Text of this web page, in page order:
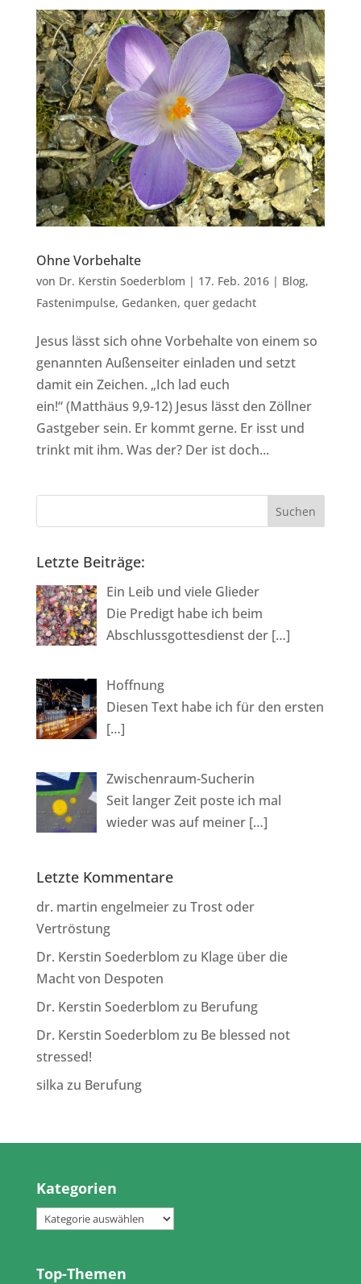
Ohne Vorbehalte
von Dr. Kerstin Soederblom | 17. Feb. 2016| Blog,
Fastenimpulse, Gedanken, quer gedacht
Jesus lässt sich ohne Vorbehalte von einem so
genannten Außenseiter einladen und setzt
damit ein Zeichen. „Ich lad euch
ein!“ (Matthäus 9,9-12) Jesus lässt den Zöllner
Gastgeber sein. Er kommt gerne. Er isst und
trinkt mit ihm. Was der? Der ist doch...
Letzte Beiträge:
Ein Leib und viele Glieder
Die Predigt habe ich beim
Abschlussgottesdienst der […]
Hoffnung
Diesen Text habe ich für den ersten
[…]
Zwischenraum-Sucherin
Seit langer Zeit poste ich mal
wieder was auf meiner […]
Letzte Kommentare
dr. martin engelmeierzu Trost oder
Vertröstung
Dr. Kerstin Soederblom zu Klage über die
Macht von Despoten
Dr. Kerstin Soederblom zu Berufung
Dr. Kerstin Soederblom zu Be blessed not
stressed!
silka zu Berufung
Kategorien
Kategorien
Top-Themen